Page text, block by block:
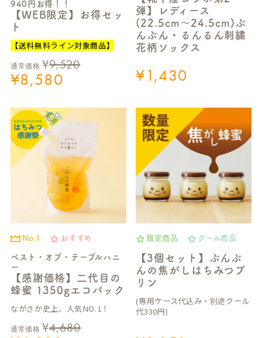
940円お得！！
【WEB限定】お得セッ
ト
【送料無料ライン対象商品】
通常価格 ¥9,520
¥8,580
弾】レディース
(22.5cm～24.5cm)ぶ
んぶん・るんるん刺繍
花柄ソックス
¥1,430
No.1 おすすめ
ベスト・オブ・テーブルハニ
ー
【感謝価格】二代目の
蜂蜜 1350gエコパック
ながさか史上、人気NO.1！
通常価格 ¥4,680
限定商品 クール商品
【3個セット】ぶんぶ
んの焦がしはちみつプ
リン
(専用ケース代込み・別途クール
代330円)